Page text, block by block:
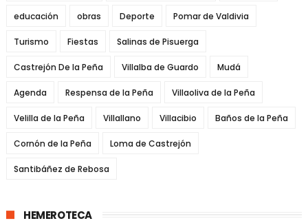
educación obras Deporte Pomar de Valdivia
Turismo Fiestas Salinas de Pisuerga
Castrejón De la Peña Villalba de Guardo Mudá
Agenda Respensa de la Peña Villaoliva de la Peña
Velilla de la Peña Villallano Villacibio Baños de la Peña
Cornón de la Peña Loma de Castrejón
Santibáñez de Rebosa
HEMEROTECA